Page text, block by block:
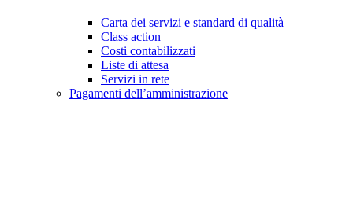
Carta dei servizi e standard di qualità
Class action
Costi contabilizzati
Liste di attesa
Servizi in rete
Pagamenti dell’amministrazione